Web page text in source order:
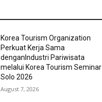
Korea Tourism Organization
Perkuat Kerja Sama
denganIndustri Pariwisata
melalui Korea Tourism Seminar
Solo 2026
August 7, 2026